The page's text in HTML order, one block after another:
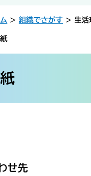
> 組織でさがす > 生活
せ先